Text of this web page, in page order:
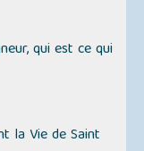
qui est ce qui
la Vie de Saint